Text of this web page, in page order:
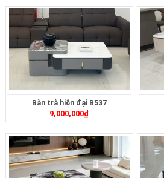
Bàn trà hiện đại B537
9,000,000₫